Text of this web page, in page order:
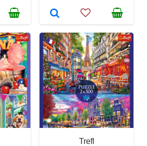
Trefl